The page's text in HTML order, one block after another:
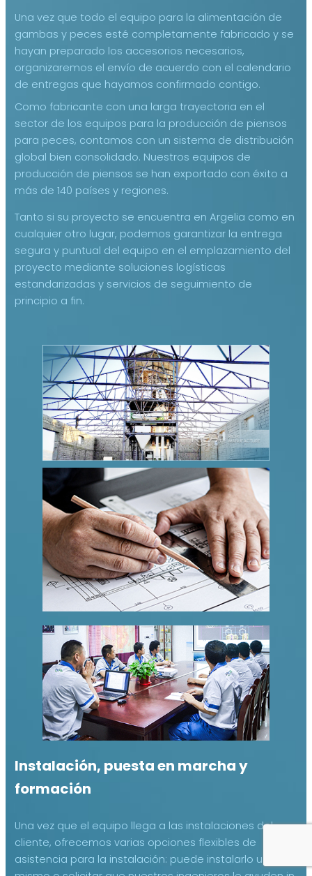
Una vez que todo el equipo para la alimentación de
gambas y peces esté completamente fabricado y se
hayan preparado los accesorios necesarios,
organizaremos el envío de acuerdo con el calendario
de entregas que hayamos confirmado contigo.
Como fabricante con una larga trayectoria en el
sector de los equipos para la producción de piensos
para peces, contamos con un sistema de distribución
global bien consolidado. Nuestros equipos de
producción de piensos se han exportado con éxito a
más de 140 países y regiones.
Tanto si su proyecto se encuentra en Argelia como en
cualquier otro lugar, podemos garantizar la entrega
segura y puntual del equipo en el emplazamiento del
proyecto mediante soluciones logísticas
estandarizadas y servicios de seguimiento de
principio a fin.
Instalación, puesta en marcha y
formación
Una vez que el equipo llega a las instalaciones del
cliente, ofrecemos varias opciones flexibles de
asistencia para la instalación: puede instalarlo usted